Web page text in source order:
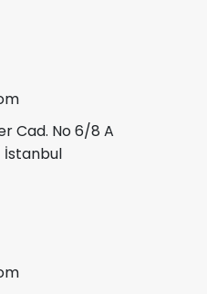
Cad. No 6/8 A
İstanbul